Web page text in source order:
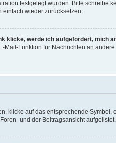
festgelegt wurden. Bitte
einfach wieder zurücksetzen.
klicke, werde ich aufgefordert, mich
Mail-Funktion für Nachrichten an
klicke auf das entsprechende
und der Beitragsansicht